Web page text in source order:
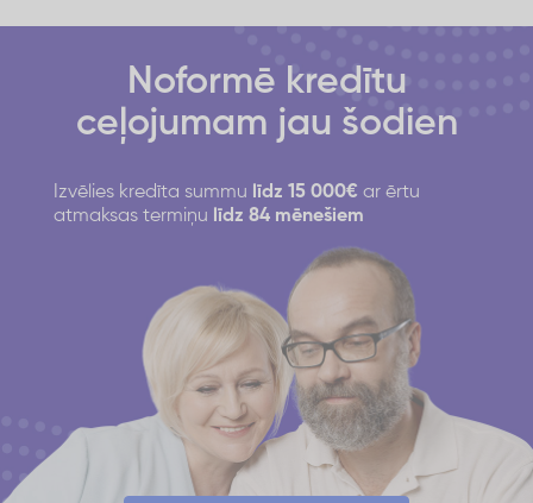
Noformē kredītu
ceļojumam jau šodien
Izvēlies kredīta summu līdz 15 000€ ar ērtu
atmaksas termiņu līdz 84 mēnešiem